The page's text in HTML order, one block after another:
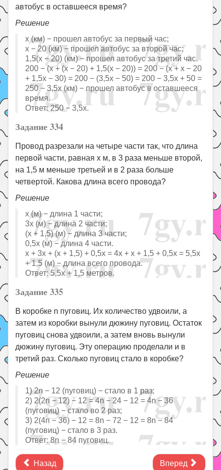
автобус в оставшееся время?
Решение
x (км) − прошел автобус за первый час;
x − 20 (км) − прошел автобус за второй час;
1,5(x − 20) (км) − прошел автобус за третий час.
200 − (x + (x − 20) + 1,5(x − 20)) = 200 − (x + x − 20
+ 1,5x − 30) = 200 − (3,5x − 50) = 200 − 3,5x + 50 =
250 − 3,5x (км) − прошел автобус в оставшееся
время.
Ответ: 250 − 3,5x.
Задание 334
Провод разрезали на четыре части так, что длина
первой части, равная x м, в 3 раза меньше второй,
на 1,5 м меньше третьей и в 2 раза больше
четвертой. Какова длина всего провода?
Решение
x (м) − длина 1 части;
3x (м) − длина 2 части;
(x + 1,5) (м) − длина 3 части;
0,5x (м) − длина 4 части.
x + 3x + (x + 1,5) + 0,5x = 4x + x + 1,5 + 0,5x = 5,5x
+ 1,5 (м) − длина всего провода.
Ответ: 5,5x + 1,5 метров.
Задание 335
В коробке n пуговиц. Их количество удвоили, а
затем из коробки вынули дюжину пуговиц. Остаток
пуговиц снова удвоили, а затем вновь вынули
дюжину пуговиц. Эту операцию проделали и в
третий раз. Сколько пуговиц стало в коробке?
Решение
1) 2n − 12 (пуговиц) − стало в 1 раз;
2) 2(2n − 12) − 12 = 4n − 24 − 12 = 4n − 36
(пуговиц) − стало во 2 раз;
3) 2(4n − 36) − 12 = 8n − 72 − 12 = 8n − 84
(пуговиц) − стало в 3 раз.
Ответ: 8n − 84 пуговиц.
Назад Вперед